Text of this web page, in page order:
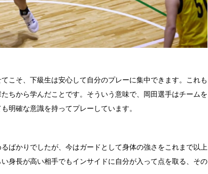
こそ、下級生は安心して自分のプレーに集中できます。これも
ちから学んだことです。そういう意味で、岡田選手はチームを
明確な意識を持ってプレーしています。
ばかりでしたが、今はガードとして身体の強さをこれまで以上
身長が高い相手でもインサイドに自分が入って点を取る、その